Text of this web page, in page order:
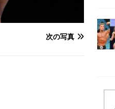
次の写真